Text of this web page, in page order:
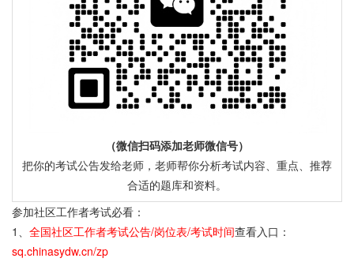
（微信扫码添加老师微信号）
把你的考试公告发给老师，老师帮你分析考试内容、重点、推荐
合适的题库和资料。
参加社区工作者考试必看：
1、 全国社区工作者考试公告/岗位表/考试时间查看入口：
sq.chinasydw.cn/zp